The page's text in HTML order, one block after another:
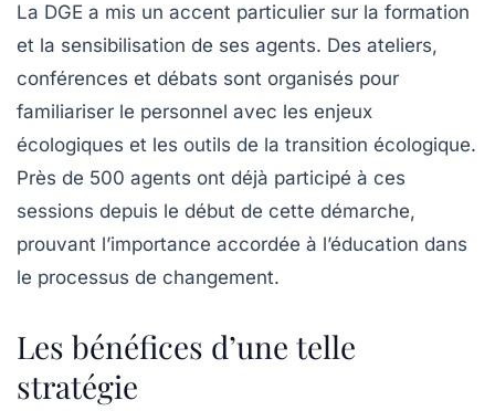
La DGE a mis un accent particulier sur la formation
et la sensibilisation de ses agents. Des ateliers,
conférences et débats sont organisés pour
familiariser le personnel avec les enjeux
écologiques et les outils de la transition écologique.
Près de 500 agents ont déjà participé à ces
sessions depuis le début de cette démarche,
prouvant l’importance accordée à l’éducation dans
le processus de changement.
Les bénéfices d’une telle
stratégie